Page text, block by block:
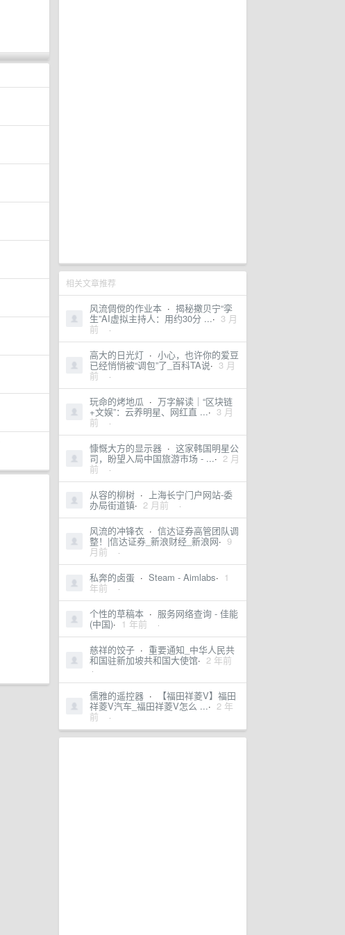
相关文章推荐
风流倜傥的作业本 · 揭秘撒贝宁“孪
生”AI虚拟主持人：用约30分 ...· 3 月
前 ·
高大的日光灯 · 小心，也许你的爱豆
已经悄悄被“调包”了_百科TA说· 3 月
前 ·
玩命的烤地瓜 · 万字解读｜“区块链
+文娱”：云养明星、网红直 ...· 3 月
前 ·
慷慨大方的显示器 · 这家韩国明星公
司，盼望入局中国旅游市场 - ...· 2 月
前 ·
从容的柳树 · 上海长宁门户网站-委
办局街道镇· 2 月前 ·
风流的冲锋衣 · 信达证券高管团队调
整！|信达证券_新浪财经_新浪网· 9
月前 ·
私奔的卤蛋 · Steam - Aimlabs· 1
年前 ·
个性的草稿本 · 服务网络查询 - 佳能
(中国)· 1 年前 ·
慈祥的饺子 · 重要通知_中华人民共
和国驻新加坡共和国大使馆· 2 年前
·
儒雅的遥控器 · 【福田祥菱V】福田
祥菱V汽车_福田祥菱V怎么 ...· 2 年
前 ·